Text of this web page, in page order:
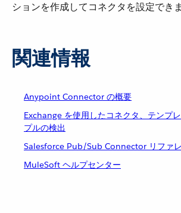
ションを作成してコネクタを設定できま
関連情報
Anypoint Connector の概要
Exchange を使用したコネクタ、テンプ
プルの検出
Salesforce Pub/Sub Connector リファ
MuleSoft ヘルプセンター